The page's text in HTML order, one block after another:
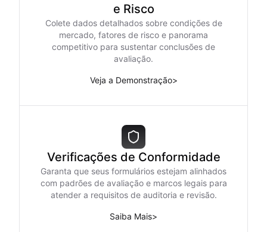
e Risco
Colete dados detalhados sobre condições de
mercado, fatores de risco e panorama
competitivo para sustentar conclusões de
avaliação.
Veja a Demonstração>
Verificações de Conformidade
Garanta que seus formulários estejam alinhados
com padrões de avaliação e marcos legais para
atender a requisitos de auditoria e revisão.
Saiba Mais>